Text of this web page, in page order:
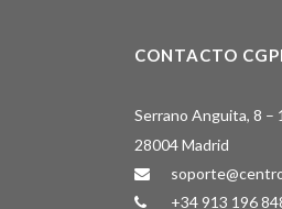
CONTACTO
Serrano Anguita, 8 –
28004 Madrid
+34 913 196